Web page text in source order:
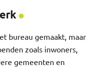
bureau gemaakt, maar
zoals inwoners,
gemeenten en